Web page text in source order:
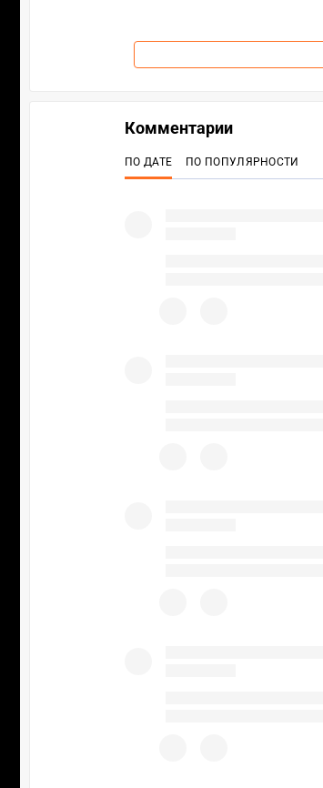
Комментарии
ПО ДАТЕ ПО ПОПУЛЯРНОСТИ